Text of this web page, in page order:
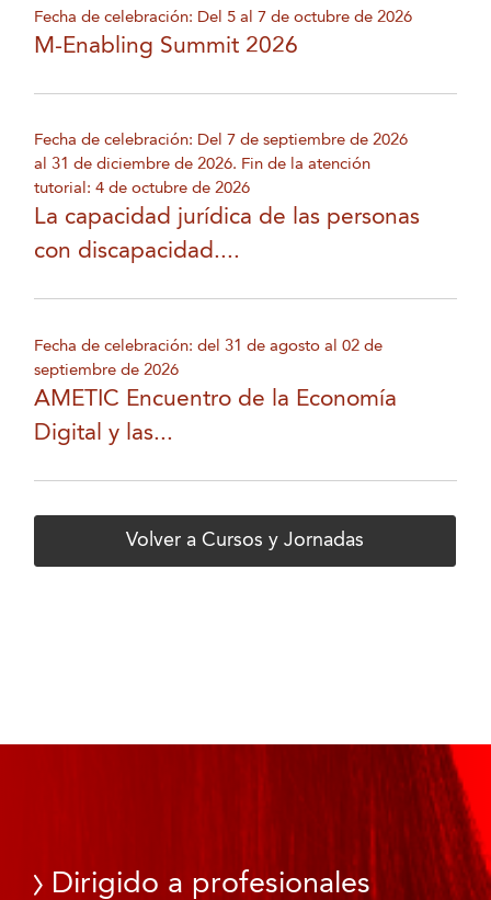
Fecha de celebración: Del 5 al 7 de octubre de 2026
M-Enabling Summit 2026
Fecha de celebración: Del 7 de septiembre de 2026
al 31 de diciembre de 2026. Fin de la atención
tutorial: 4 de octubre de 2026
La capacidad jurídica de las personas
con discapacidad....
Fecha de celebración: del 31 de agosto al 02 de
septiembre de 2026
AMETIC Encuentro de la Economía
Digital y las...
Volver a Cursos y Jornadas
Dirigido a profesionales